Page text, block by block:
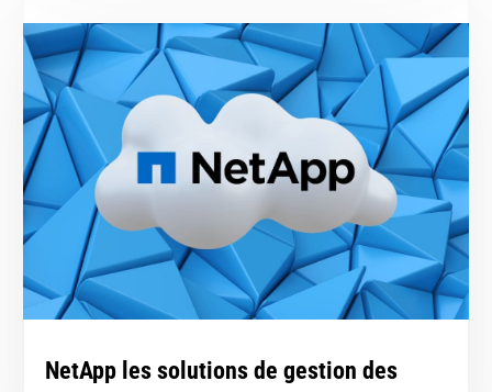
NetApp les solutions de gestion des